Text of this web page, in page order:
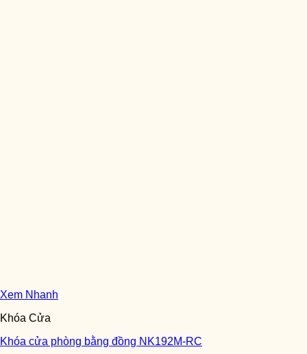
Xem Nhanh
Khóa Cửa
Khóa cửa phòng bằng đồng NK192M-RC